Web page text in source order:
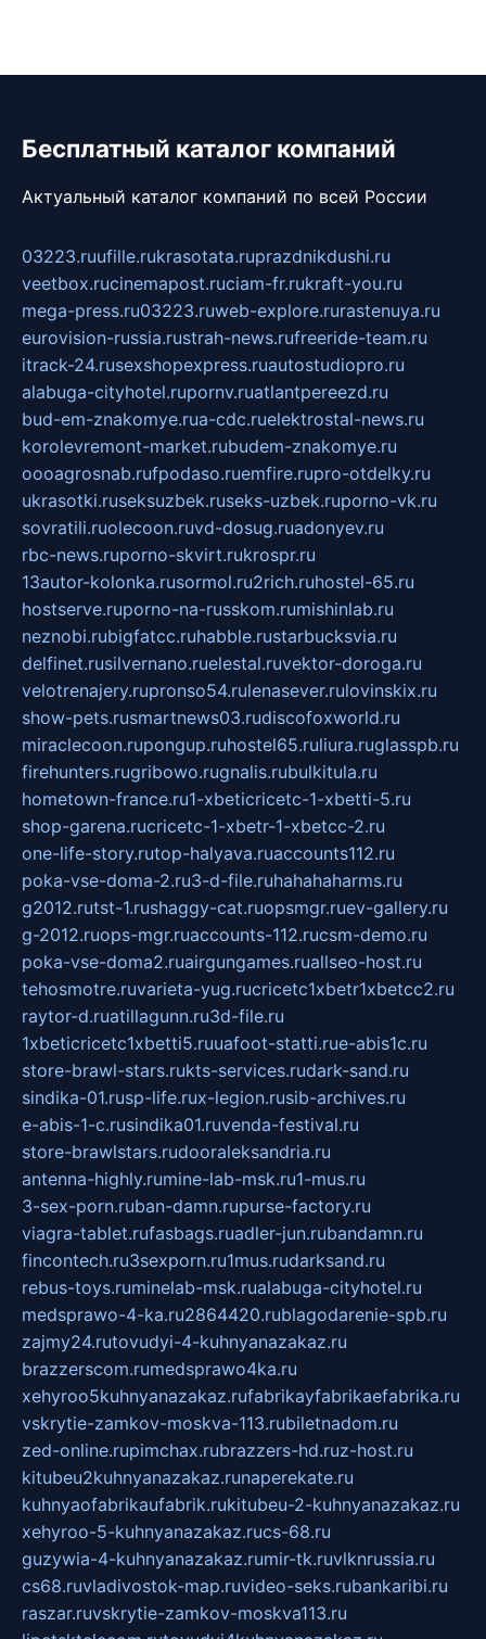
Бесплатный каталог компаний
Актуальный каталог компаний по всей России
03223.ruufille.rukrasotata.ruprazdnikdushi.ru
veetbox.rucinemapost.ruciam-fr.rukraft-you.ru
mega-press.ru03223.ruweb-explore.rurastenuya.ru
eurovision-russia.rustrah-news.rufreeride-team.ru
itrack-24.rusexshopexpress.ruautostudiopro.ru
alabuga-cityhotel.rupornv.ruatlantpereezd.ru
bud-em-znakomye.rua-cdc.ruelektrostal-news.ru
korolevremont-market.rubudem-znakomye.ru
oooagrosnab.rufpodaso.ruemfire.rupro-otdelky.ru
ukrasotki.ruseksuzbek.ruseks-uzbek.ruporno-vk.ru
sovratili.ruolecoon.ruvd-dosug.ruadonyev.ru
rbc-news.ruporno-skvirt.rukrospr.ru
13autor-kolonka.rusormol.ru2rich.ruhostel-65.ru
hostserve.ruporno-na-russkom.rumishinlab.ru
neznobi.rubigfatcc.ruhabble.rustarbucksvia.ru
delfinet.rusilvernano.ruelestal.ruvektor-doroga.ru
velotrenajery.rupronso54.rulenasever.rulovinskix.ru
show-pets.rusmartnews03.rudiscofoxworld.ru
miraclecoon.rupongup.ruhostel65.ruliura.ruglasspb.ru
firehunters.rugribowo.rugnalis.rubulkitula.ru
hometown-france.ru1-xbeticricetc-1-xbetti-5.ru
shop-garena.rucricetc-1-xbetr-1-xbetcc-2.ru
one-life-story.rutop-halyava.ruaccounts112.ru
poka-vse-doma-2.ru3-d-file.ruhahahaharms.ru
g2012.rutst-1.rushaggy-cat.ruopsmgr.ruev-gallery.ru
g-2012.ruops-mgr.ruaccounts-112.rucsm-demo.ru
poka-vse-doma2.ruairgungames.ruallseo-host.ru
tehosmotre.ruvarieta-yug.rucricetc1xbetr1xbetcc2.ru
raytor-d.ruatillagunn.ru3d-file.ru
1xbeticricetc1xbetti5.ruuafoot-statti.rue-abis1c.ru
store-brawl-stars.rukts-services.rudark-sand.ru
sindika-01.rusp-life.rux-legion.rusib-archives.ru
e-abis-1-c.rusindika01.ruvenda-festival.ru
store-brawlstars.rudooraleksandria.ru
antenna-highly.rumine-lab-msk.ru1-mus.ru
3-sex-porn.ruban-damn.rupurse-factory.ru
viagra-tablet.rufasbags.ruadler-jun.rubandamn.ru
fincontech.ru3sexporn.ru1mus.rudarksand.ru
rebus-toys.ruminelab-msk.rualabuga-cityhotel.ru
medsprawo-4-ka.ru2864420.rublagodarenie-spb.ru
zajmy24.rutovudyi-4-kuhnyanazakaz.ru
brazzerscom.rumedsprawo4ka.ru
xehyroo5kuhnyanazakaz.rufabrikayfabrikaefabrika.ru
vskrytie-zamkov-moskva-113.rubiletnadom.ru
zed-online.rupimchax.rubrazzers-hd.ruz-host.ru
kitubeu2kuhnyanazakaz.runaperekate.ru
kuhnyaofabrikaufabrik.rukitubeu-2-kuhnyanazakaz.ru
xehyroo-5-kuhnyanazakaz.rucs-68.ru
guzywia-4-kuhnyanazakaz.rumir-tk.ruvlknrussia.ru
cs68.ruvladivostok-map.ruvideo-seks.rubankaribi.ru
raszar.ruvskrytie-zamkov-moskva113.ru